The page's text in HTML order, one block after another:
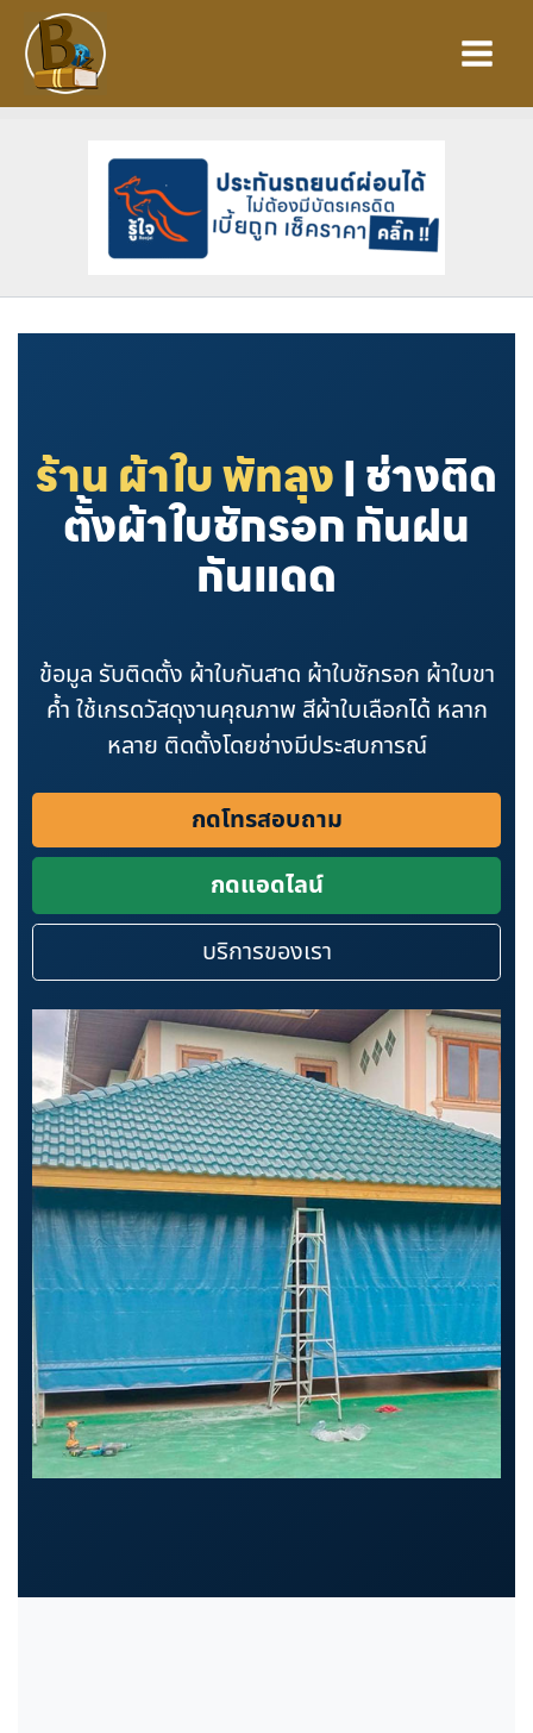
content
ร้าน ผ้าใบ พัทลุง| ช่างติด
ตั้งผ้าใบชักรอก กันฝน
กันแดด
ข้อมูล รับติดตั้ง ผ้าใบกันสาด ผ้าใบชักรอก ผ้าใบขา
ค้ำ ใช้เกรดวัสดุงานคุณภาพ สีผ้าใบเลือกได้ หลาก
หลาย ติดตั้งโดยช่างมีประสบการณ์
กดโทรสอบถาม
กดแอดไลน์
บริการของเรา